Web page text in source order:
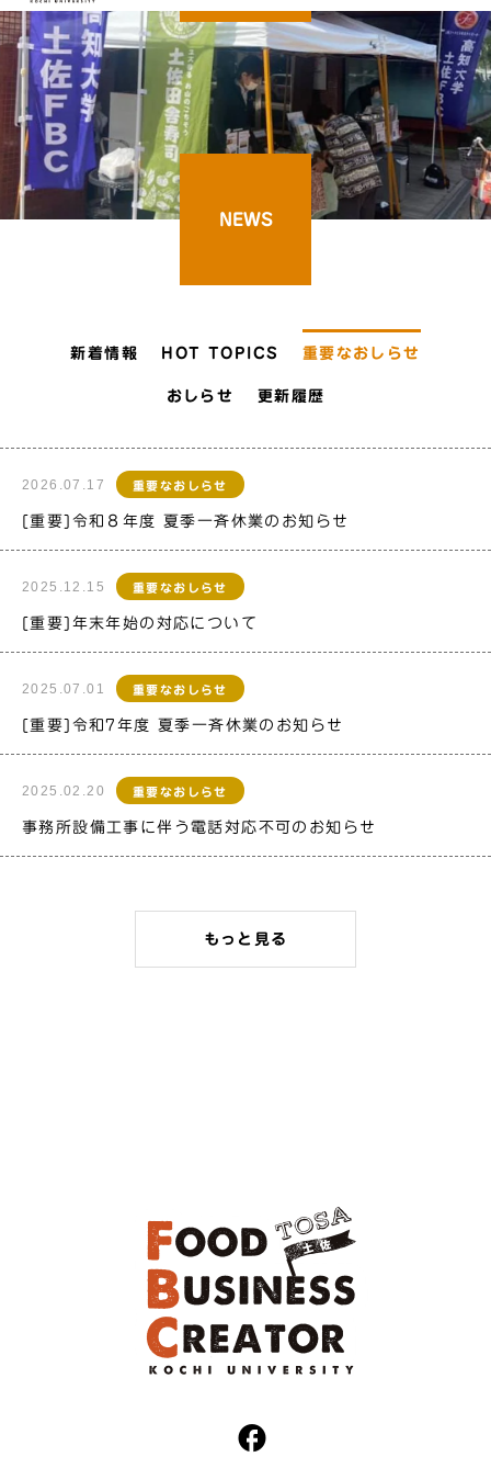
NEWS
新着情報 HOT TOPICS 重要なおしらせ
おしらせ 更新履歴
2026.07.17 重要なおしらせ
[重要]令和８年度 夏季一斉休業のお知らせ
2025.12.15 重要なおしらせ
[重要]年末年始の対応について
2025.07.01 重要なおしらせ
[重要]令和7年度 夏季一斉休業のお知らせ
2025.02.20 重要なおしらせ
事務所設備工事に伴う電話対応不可のお知らせ
もっと見る